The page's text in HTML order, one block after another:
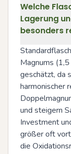
Welche
Lagerung
besonders
Magnums
geschätzt, da
harmonischer
und steigern
Investment
größer oft
die